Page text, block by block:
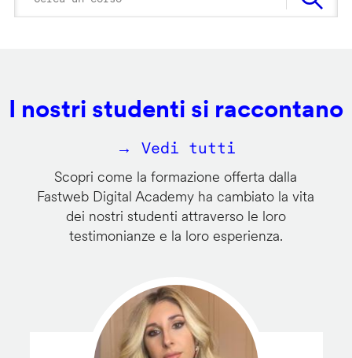
I nostri studenti si raccontano
→ Vedi tutti
Scopri come la formazione offerta dalla
Fastweb Digital Academy ha cambiato la vita
dei nostri studenti attraverso le loro
testimonianze e la loro esperienza.